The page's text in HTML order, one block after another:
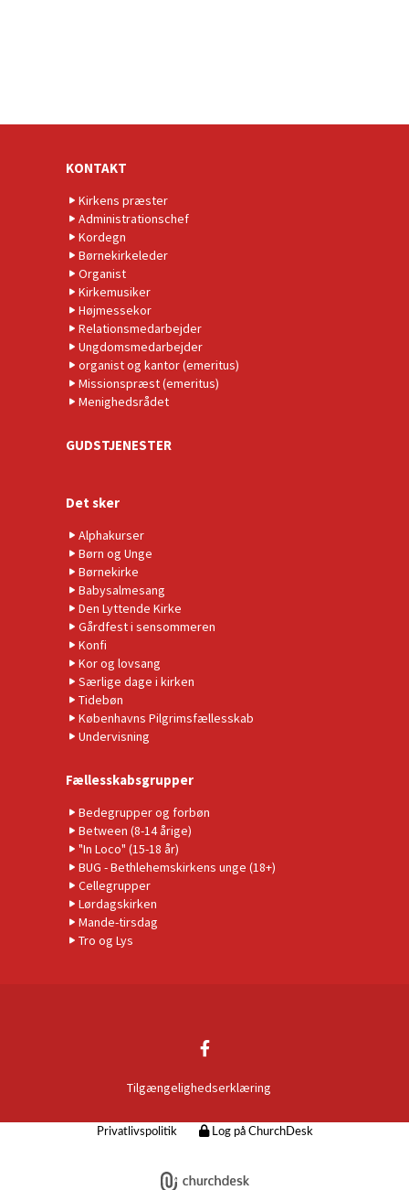
KONTAKT
Kirkens præster
Administrationschef
Kordegn
Børnekirkeleder
Organist
Kirkemusiker
Højmessekor
Relationsmedarbejder
Ungdomsmedarbejder
organist og kantor (emeritus)
Missionspræst (emeritus)
Menighedsrådet
GUDSTJENESTER
Det sker
Alphakurser
Børn og Unge
Børnekirke
Babysalmesang
Den Lyttende Kirke
Gårdfest i sensommeren
Konfi
Kor og lovsang
Særlige dage i kirken
Tidebøn
Københavns Pilgrimsfællesskab
Undervisning
Fællesskabsgrupper
Bedegrupper og forbøn
Between (8-14 årige)
"In Loco" (15-18 år)
BUG - Bethlehemskirkens unge (18+)
Cellegrupper
Lørdagskirken
Mande-tirsdag
Tro og Lys
Tilgængelighedserklæring
Privatlivspolitik Log på ChurchDesk